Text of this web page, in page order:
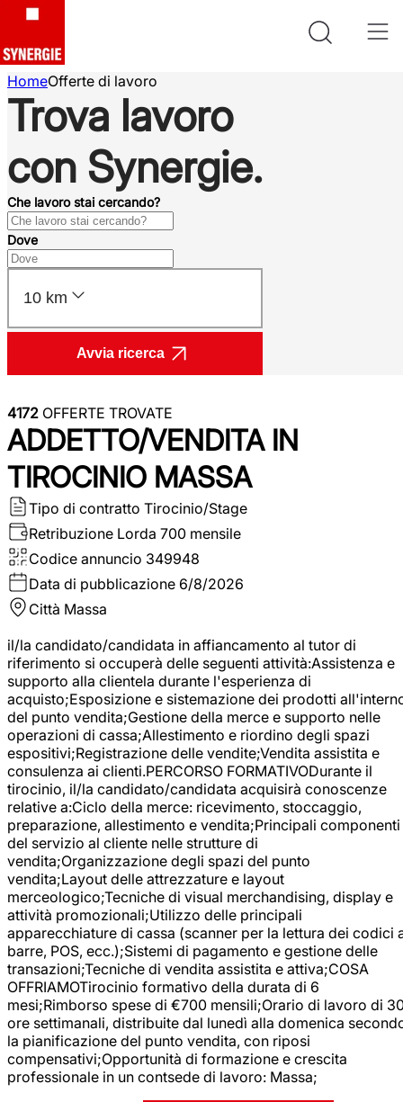
HomeOfferte di lavoro
Trova lavoro
con Synergie.
Che lavoro stai cercando?
Dove
10 km
Avvia ricerca
4172 OFFERTE TROVATE
ADDETTO/VENDITA IN
TIROCINIO MASSA
Tipo di contratto Tirocinio/Stage
Retribuzione Lorda 700 mensile
Codice annuncio 349948
Data di pubblicazione 6/8/2026
Città Massa
il/la candidato/candidata in affiancamento al tutor di
riferimento si occuperà delle seguenti attività:Assistenza e
supporto alla clientela durante l'esperienza di
acquisto;Esposizione e sistemazione dei prodotti
del punto vendita;Gestione della merce e supporto nelle
operazioni di cassa;Allestimento e riordino degli spazi
espositivi;Registrazione delle vendite;Vendita assistita e
consulenza ai clienti.PERCORSO FORMATIVODurante il
tirocinio, il/la candidato/candidata acquisirà conoscenze
relative a:Ciclo della merce: ricevimento, stoccaggio,
preparazione, allestimento e vendita;Principali componenti
del servizio al cliente nelle strutture di
vendita;Organizzazione degli spazi del punto
vendita;Layout delle attrezzature e layout
merceologico;Tecniche di visual merchandising, display e
attività promozionali;Utilizzo delle principali
apparecchiature di cassa (scanner per la lettura dei codici
barre, POS, ecc.);Sistemi di pagamento e gestione delle
transazioni;Tecniche di vendita assistita e attiva;COSA
OFFRIAMOTirocinio formativo della durata di 6
mesi;Rimborso spese di €700 mensili;Orario di lavoro di
ore settimanali, distribuite dal lunedì alla domenica
la pianificazione del punto vendita, con riposi
compensativi;Opportunità di formazione e crescita
professionale in un contsede di lavoro: Massa;